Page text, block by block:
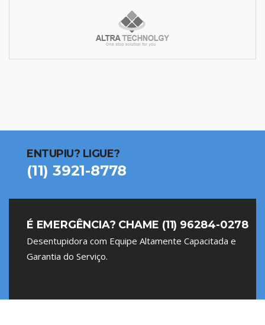
ENTUPIU? LIGUE?
(11) 3921-8778
É EMERGÊNCIA? CHAME (11) 96284-0278
Desentupidora com Equipe Altamente Capacitada e
Garantia do Serviço.